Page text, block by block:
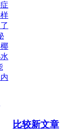
比较新文章